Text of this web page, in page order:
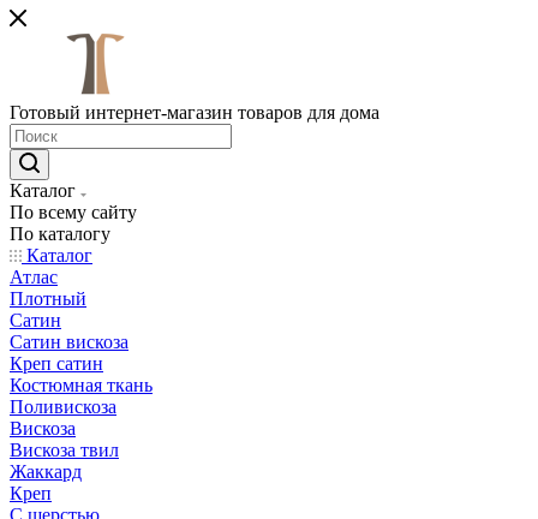
Готовый интернет-магазин товаров для дома
Каталог
По всему сайту
По каталогу
Каталог
Атлас
Плотный
Сатин
Сатин вискоза
Креп сатин
Костюмная ткань
Поливискоза
Вискоза
Вискоза твил
Жаккард
Креп
С шерстью